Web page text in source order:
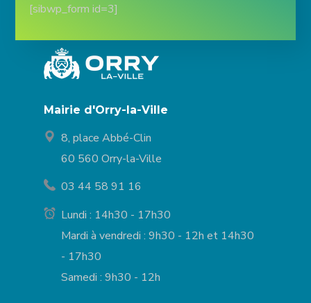
[sibwp_form id=3]
Mairie d'Orry-la-Ville
8, place Abbé-Clin
60 560 Orry-la-Ville
03 44 58 91 16
Lundi : 14h30 - 17h30
Mardi à vendredi : 9h30 - 12h et 14h30
- 17h30
Samedi : 9h30 - 12h